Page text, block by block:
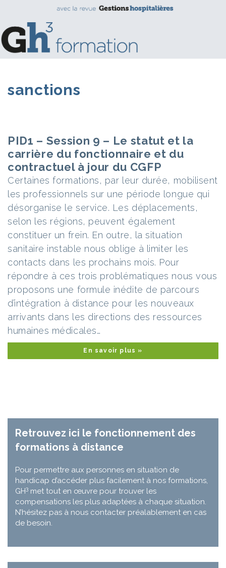
sanctions
PID1 – Session 9 – Le statut et la
carrière du fonctionnaire et du
contractuel à jour du CGFP
Certaines formations, par leur durée, mobilisent
les professionnels sur une période longue qui
désorganise le service. Les déplacements,
selon les régions, peuvent également
constituer un frein. En outre, la situation
sanitaire instable nous oblige à limiter les
contacts dans les prochains mois. Pour
répondre à ces trois problématiques nous vous
proposons une formule inédite de parcours
d’intégration à distance pour les nouveaux
arrivants dans les directions des ressources
humaines médicales…
En savoir plus »
Retrouvez ici le fonctionnement des
formations à distance
Pour permettre aux personnes en situation de
handicap d’accéder plus facilement à nos formations,
GH3 met tout en œuvre pour trouver les
compensations les plus adaptées à chaque situation.
N’hésitez pas à nous contacter préalablement en cas
de besoin.